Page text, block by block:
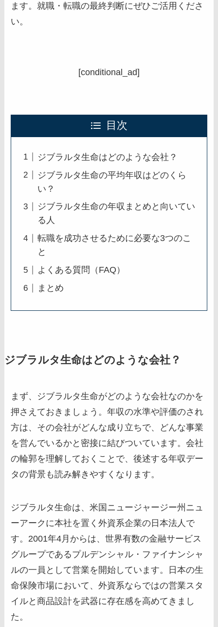
ます。就職・転職の最終判断にぜひご活用くださ
い。
[conditional_ad]
目次
ジブラルタ生命はどのような会社？
ジブラルタ生命の平均年収はどのくら
い？
ジブラルタ生命の年収まとめと向いてい
る人
転職を成功させるために必要な3つのこ
と
よくある質問（FAQ）
まとめ
ジブラルタ生命はどのような会社？
まず、ジブラルタ生命がどのような会社なのかを
押さえておきましょう。年収の水準や評価のされ
方は、その会社がどんな成り立ちで、どんな事業
を営んでいるかと密接に結びついています。会社
の輪郭を理解しておくことで、後述する年収デー
タの背景も読み解きやすくなります。
ジブラルタ生命は、米国ニュージャージー州ニュ
ーアークに本社を置く外資系企業の日本法人で
す。2001年4月からは、世界有数の金融サービス
グループであるプルデンシャル・ファイナンシャ
ルの一員として営業を開始しています。日本の生
命保険市場において、外資系ならではの営業スタ
イルと商品設計を武器に存在感を高めてきまし
た。